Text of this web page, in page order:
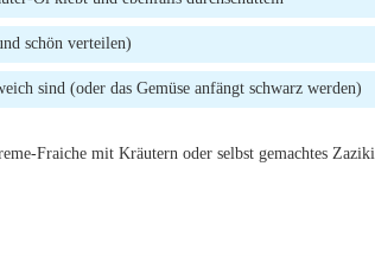
schön verteilen)
sind (oder das Gemüse anfängt schwarz werden)
Fraiche mit Kräutern oder selbst gemachtes Zaziki.